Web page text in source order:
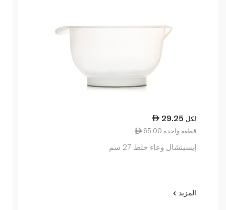
29.25 لكل
65.00 قطعة واحدة
إيسينشال وعاء خلط 27 سم
المزيد